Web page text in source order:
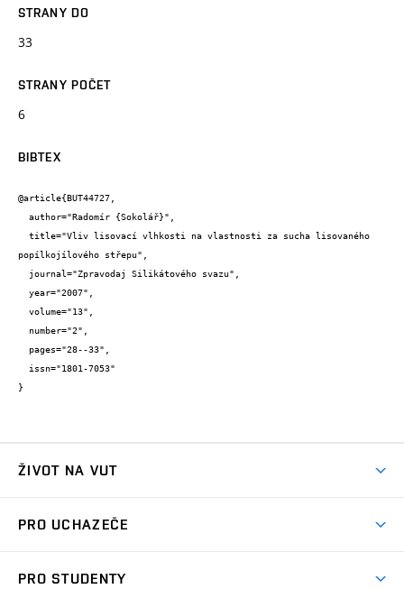
STRANY DO
33
STRANY POČET
6
BIBTEX
@article{BUT44727,
popílkojílového střepu",
}
ŽIVOT NA VUT
Koleje
PRO UCHAZEČE
PRO STUDENTY